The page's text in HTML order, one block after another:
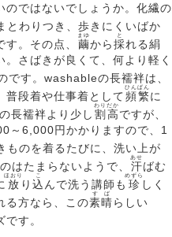
のではないでしょうか。化繊の
とわりつき、歩きにくいばか
。その点、 繭
まゆ
から採
と
れる絹
さばきが良くて、何より軽く
です。washableの長襦袢は、
普段着や仕事着として頻繁
ひんぱん
に
長襦袢より少し 割高
わりだか
ですが、
～6,000円かかりますので、1
ものを着るたびに、洗い上が
はたまらないようで、 汗
あせ
ばむ
放
ほおり
り 込
こ
んで洗う講師も 珍
めずら
しく
る方なら、この素晴
すば
らしい
す。